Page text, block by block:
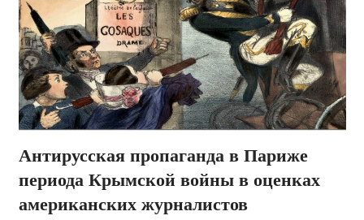
Антирусская пропаганда в Париже
периода Крымской войны в оценках
американских журналистов